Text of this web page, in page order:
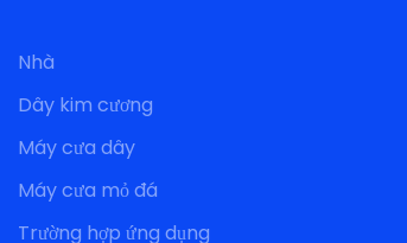
Nhà
Dây kim cương
Máy cưa dây
Máy cưa mỏ đá
Trường hợp ứng dụng